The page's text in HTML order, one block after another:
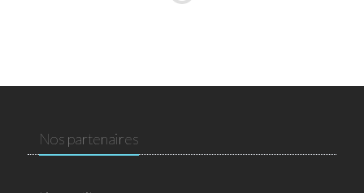
Nos partenaires